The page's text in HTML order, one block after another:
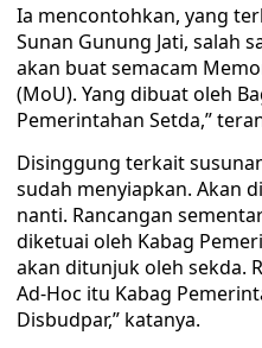
Ia mencontohkan, yang
Sunan Gunung Jati, salah
akan buat semacam
(MoU). Yang dibuat oleh
Pemerintahan Setda,”
Disinggung terkait
sudah menyiapkan. Akan
nanti. Rancangan
diketuai oleh Kabag
akan ditunjuk oleh sekda.
Ad-Hoc itu Kabag
Disbudpar,” katanya.